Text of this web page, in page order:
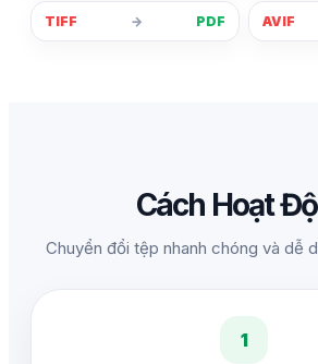
TIFF → PDF AVIF
Cách Hoạt
Chuyển đổi tệp nhanh chóng và dễ
1